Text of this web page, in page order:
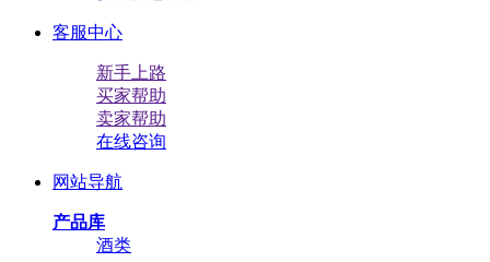
客服中心
新手上路
买家帮助
卖家帮助
在线咨询
网站导航
产品库
酒类